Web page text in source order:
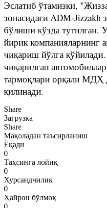
Эслатиб ўтамизки,
зонасидаги ADM-Jizzakh
бўлиши кўзда тутилган.
йирик компанияларнинг
чиқариш йўлга
чиқарилган
тармоқлари орқали МДҲ
қилинади.
Share
Загрузка
Share
Мақоладан таъсирланиш
Ёқади
0
Таҳсинга лойиқ
0
Хурсандчилик
0
Ҳайрон бўлмоқ
0